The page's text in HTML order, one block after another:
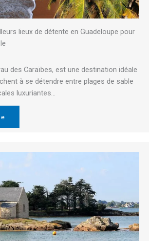
lieux de détente en Guadeloupe pour
des Caraïbes, est une destination idéale
à se détendre entre plages de sable
luxuriantes…